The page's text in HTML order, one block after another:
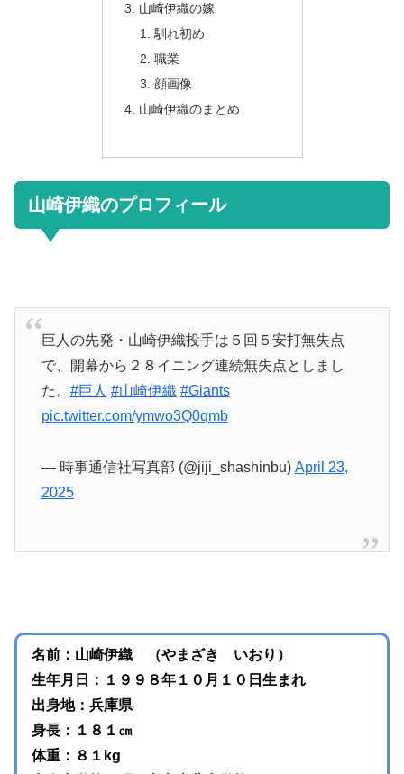
山崎伊織の嫁
馴れ初め
職業
顔画像
山崎伊織のまとめ
山崎伊織のプロフィール
巨人の先発・山崎伊織投手は５回５安打無失点
で、開幕から２８イニング連続無失点としまし
た。 #巨人 #山崎伊織 #Giants
pic.twitter.com/ymwo3Q0qmb
— 時事通信社写真部 (@jiji_shashinbu) April 23,
2025
名前：山崎伊織 （やまざき いおり）
生年月日：１９９８年１０月１０日生まれ
出身地：兵庫県
身長：１８１㎝
体重：８１kg